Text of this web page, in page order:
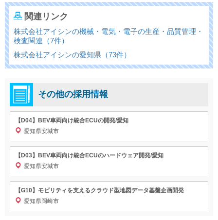
関連リンク
株式会社アイシンの機械・電気・電子の生産・品質管理・
検査関連（7件）
株式会社アイシンの愛知県（73件）
その他の採用情報
【D04】BEV車両向け統合ECUの開発/愛知
愛知県安城市
【D03】BEV車両向け統合ECUのハードウェア開発/愛知
愛知県安城市
【G10】モビリティを支えるクラウド型地図データ基盤企画開発
愛知県岡崎市